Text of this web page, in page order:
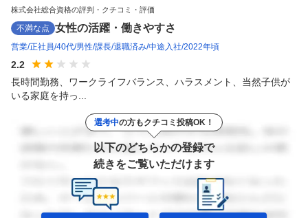
株式会社総合資格の評判・クチコミ・評価
不満な点 女性の活躍・働きやすさ
営業 正社員 40代 男性 課長 退職済み 中途入社 2022年頃
2.2
長時間勤務、ワークライフバランス、ハラスメント、当然子供が
いる家庭を持っ...
選考中の方もクチコミ投稿OK！
以下のどちらかの登録で
続きをご覧いただけます